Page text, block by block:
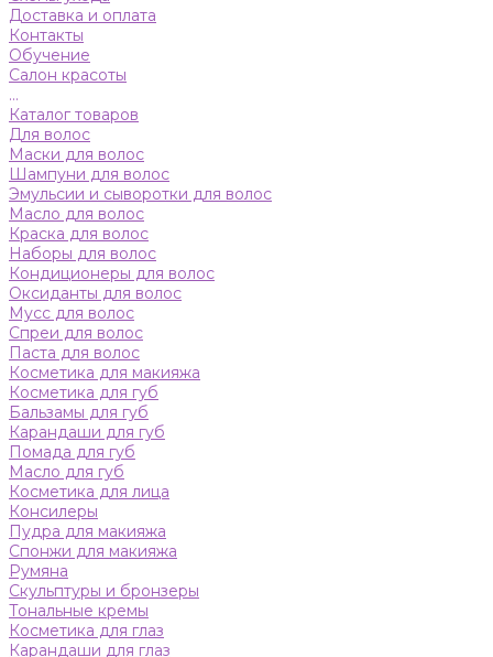
Доставка и оплата
Контакты
Обучение
Салон красоты
...
Каталог товаров
Для волос
Маски для волос
Шампуни для волос
Эмульсии и сыворотки для волос
Масло для волос
Краска для волос
Наборы для волос
Кондиционеры для волос
Оксиданты для волос
Мусс для волос
Спреи для волос
Паста для волос
Косметика для макияжа
Косметика для губ
Бальзамы для губ
Карандаши для губ
Помада для губ
Масло для губ
Косметика для лица
Консилеры
Пудра для макияжа
Спонжи для макияжа
Румяна
Скульптуры и бронзеры
Тональные кремы
Косметика для глаз
Карандаши для глаз